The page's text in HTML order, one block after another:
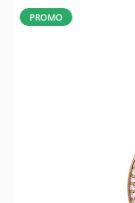
PROMO